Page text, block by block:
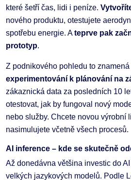
které šetří čas, lidi i peníze.
nového produktu, otestujete
spotřebu energie. Ateprve pak
prototyp.
Z podnikového pohledu to znamená
experimentování k plánování na
zákaznická data za posledních 10
otestovat, jak by fungoval nový
nebo služby. Chcete novou výrobní
nasimulujete včetně všech procesů.
AI inference – kde se skutečně
Až donedávna většina investic do
velkých jazykových modelů. Podle